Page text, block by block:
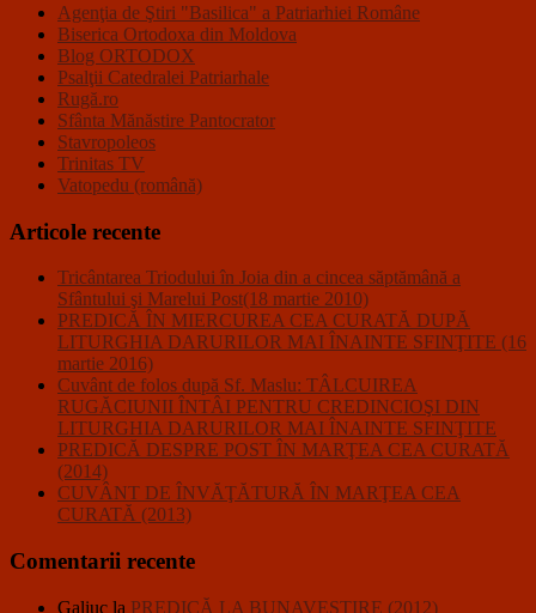
Agenţia de Ştiri "Basilica" a Patriarhiei Române
Biserica Ortodoxa din Moldova
Blog ORTODOX
Psalţii Catedralei Patriarhale
Rugă.ro
Sfânta Mănăstire Pantocrator
Stavropoleos
Trinitas TV
Vatopedu (română)
Articole recente
Tricântarea Triodului în Joia din a cincea săptămână a
Sfântului şi Marelui Post(18 martie 2010)
PREDICĂ ÎN MIERCUREA CEA CURATĂ DUPĂ
LITURGHIA DARURILOR MAI ÎNAINTE SFINŢITE (16
martie 2016)
Cuvânt de folos după Sf. Maslu: TÂLCUIREA
RUGĂCIUNII ÎNTÂI PENTRU CREDINCIOŞI DIN
LITURGHIA DARURILOR MAI ÎNAINTE SFINŢITE
PREDICĂ DESPRE POST ÎN MARŢEA CEA CURATĂ
(2014)
CUVÂNT DE ÎNVĂŢĂTURĂ ÎN MARŢEA CEA
CURATĂ (2013)
Comentarii recente
Galiuc la PREDICĂ LA BUNAVESTIRE (2012)